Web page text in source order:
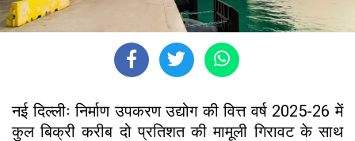
नई दिल्लीः निर्माण उपकरण उद्योग की वित्त वर्ष 2025-26 में
कुल बिक्री करीब दो प्रतिशत की मामूली गिरावट के साथ